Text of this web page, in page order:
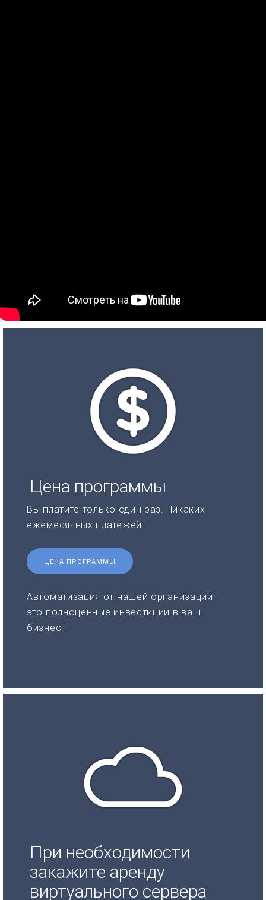
Цена программы
Вы платите только один раз. Никаких
ежемесячных платежей!
ЦЕНА ПРОГРАММЫ
Автоматизация от нашей организации –
это полноценные инвестиции в ваш
бизнес!
При необходимости
закажите аренду
виртуального сервера